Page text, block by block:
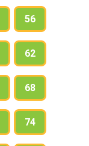
56
62
68
74